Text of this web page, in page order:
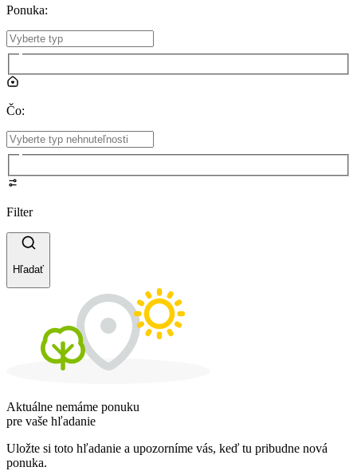
Ponuka:
Čo:
Filter
Hľadať
Aktuálne nemáme ponuku
pre vaše hľadanie
Uložte si toto hľadanie a upozorníme vás, keď tu pribudne nová
ponuka.